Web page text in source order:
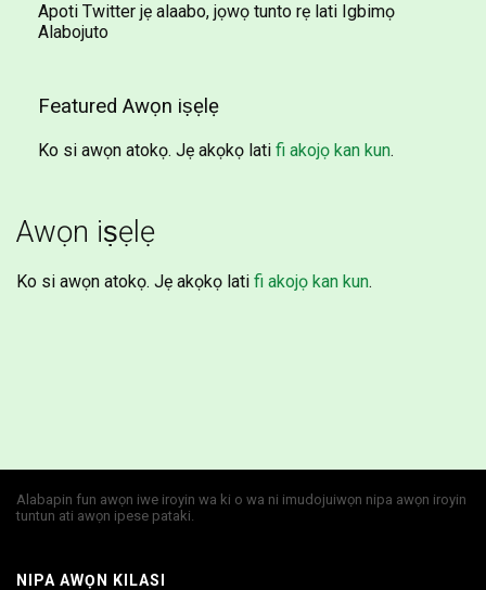
Apoti Twitter jẹ alaabo, jọwọ tunto rẹ lati Igbimọ
Alabojuto
Featured Awọn iṣẹlẹ
Ko si awọn atokọ. Jẹ akọkọ lati fi akojọ kan kun.
Awọn iṣẹlẹ
Ko si awọn atokọ. Jẹ akọkọ lati fi akojọ kan kun.
Alabapin fun awọn iwe iroyin wa ki o wa ni imudojuiwọn nipa awọn iroyin
tuntun ati awọn ipese pataki.
NIPA AWỌN KILASI